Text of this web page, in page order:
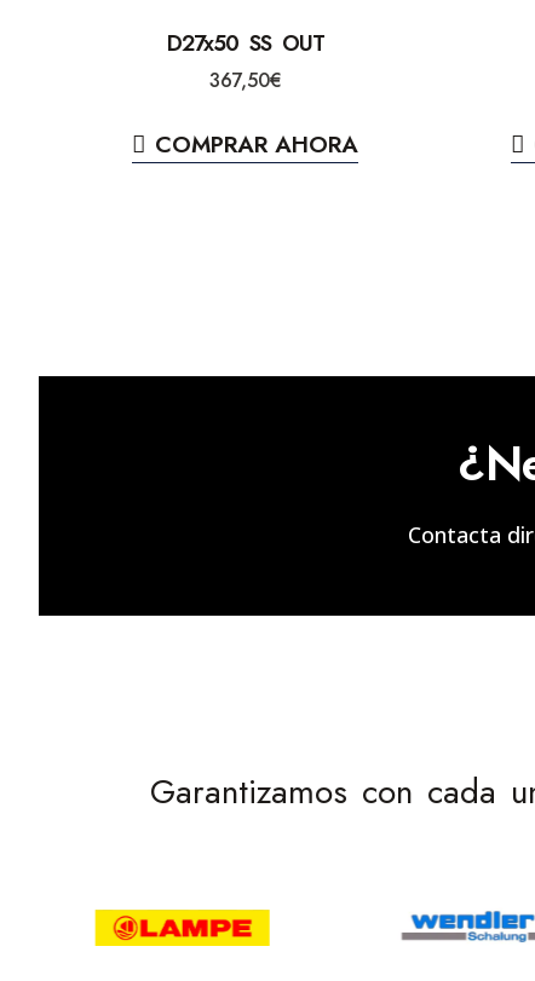
D27x50 SS OUT
367,50€
COMPRAR AHORA
Contacta
Garantizamos con cada